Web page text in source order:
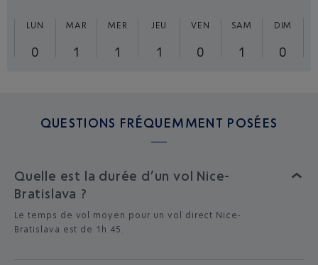
LUN
0
MAR
1
MER
1
JEU
1
VEN
0
SAM
1
DIM
0
QUESTIONS FRÉQUEMMENT POSÉES
Quelle est la durée d’un vol Nice-
Bratislava ?
Le temps de vol moyen pour un vol direct Nice-
Bratislava est de 1h 45.